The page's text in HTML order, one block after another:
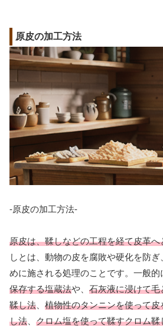
原皮の加工方法
-原皮の加工方法-
原皮は、鞣しなどの工程を経て皮革
しとは、動物の皮を腐敗や硬化を防
めに施される処理のことです。一般的
保存する塩蔵法や、 石灰液に浸けて
鞣し法
植物性のタンニンを使って
し法
クロム塩を使って鞣すクロム鞣